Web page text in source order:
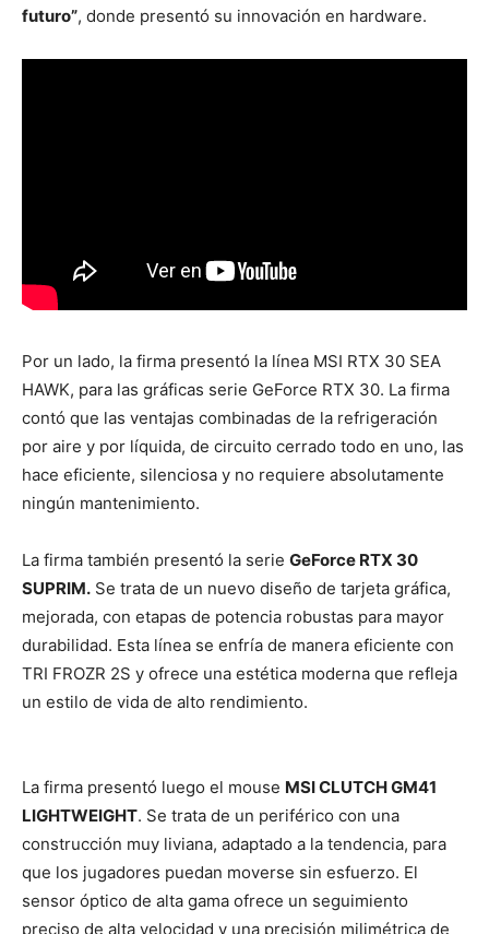
futuro”, donde presentó su innovación en hardware.
Por un lado, la firma presentó la línea MSI RTX 30 SEA
HAWK, para las gráficas serie GeForce RTX 30. La firma
contó que las ventajas combinadas de la refrigeración
por aire y por líquida, de circuito cerrado todo en uno, las
hace eficiente, silenciosa y no requiere absolutamente
ningún mantenimiento.
La firma también presentó la serie GeForce RTX 30
SUPRIM. Se trata de un nuevo diseño de tarjeta gráfica,
mejorada, con etapas de potencia robustas para mayor
durabilidad. Esta línea se enfría de manera eficiente con
TRI FROZR 2S y ofrece una estética moderna que refleja
un estilo de vida de alto rendimiento.
La firma presentó luego el mouse MSI CLUTCH GM41
LIGHTWEIGHT. Se trata de un periférico con una
construcción muy liviana, adaptado a la tendencia, para
que los jugadores puedan moverse sin esfuerzo. El
sensor óptico de alta gama ofrece un seguimiento
preciso de alta velocidad y una precisión milimétrica de